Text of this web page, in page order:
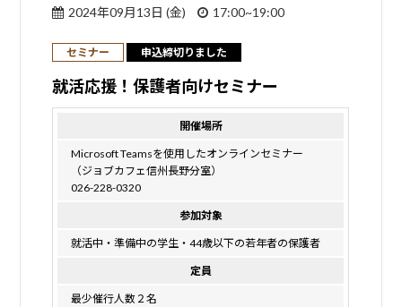
2024年09月13日 (金) 17:00~19:00
セミナー 申込締切りました
就活応援！保護者向けセミナー
開催場所
Microsoft Teamsを使用したオンラインセミナー
（ジョブカフェ信州長野分室）
026-228-0320
参加対象
就活中・準備中の学生・44歳以下の若年者の保護者
定員
最少催行人数２名